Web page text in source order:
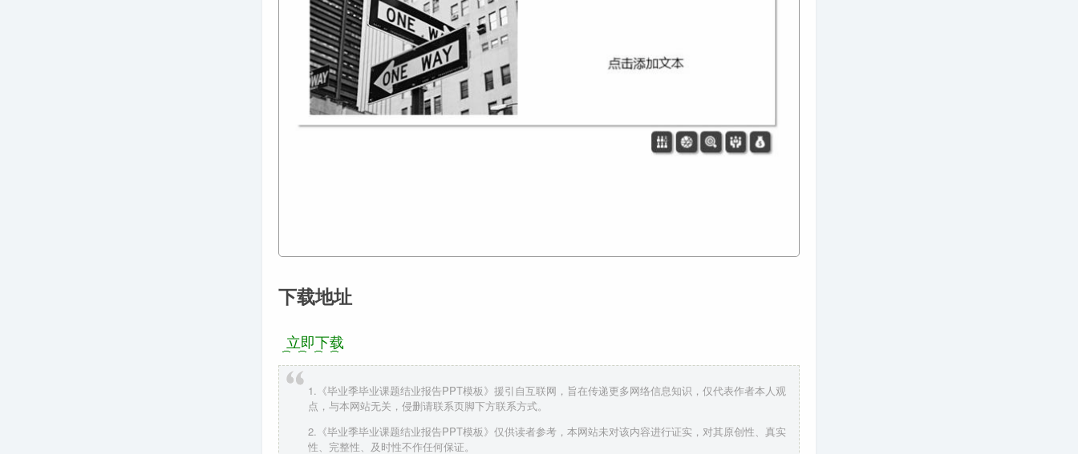
下载地址
立即下载
1.《毕业季毕业课题结业报告PPT模板》援引自互联网，旨在传递更多网络信息知识，仅代表作者本人观
点，与本网站无关，侵删请联系页脚下方联系方式。
2.《毕业季毕业课题结业报告PPT模板》仅供读者参考，本网站未对该内容进行证实，对其原创性、真实
性、完整性、及时性不作任何保证。